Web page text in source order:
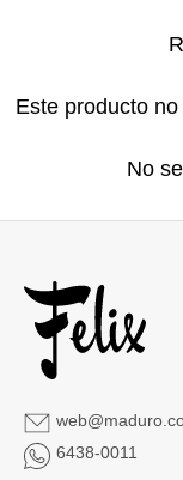
Este producto
No
6438-0011